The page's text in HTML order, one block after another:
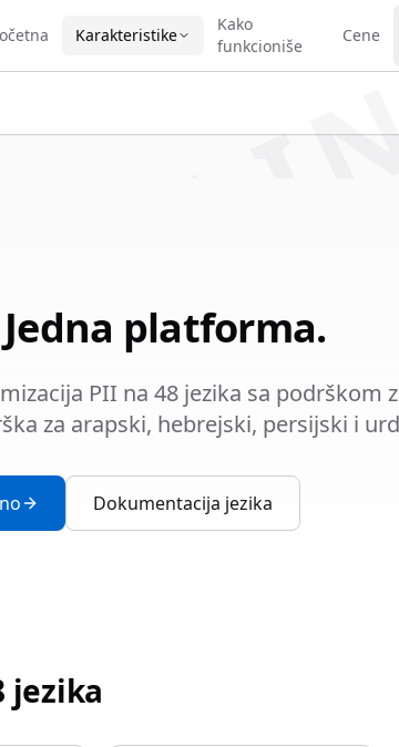
Karakteristike
Kako
funkcioniše
Cene
platforma.
PII na 48 jezika sa podrškom
za arapski, hebrejski, persijski i
Dokumentacija jezika
jezika